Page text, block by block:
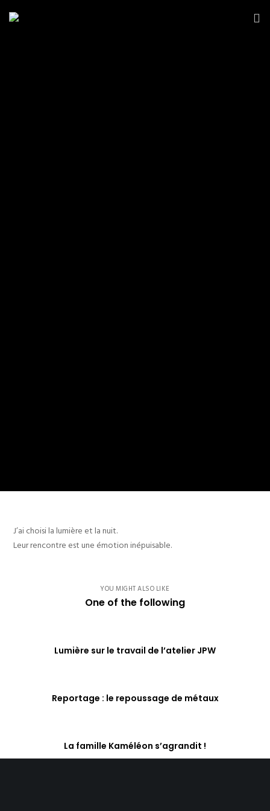
J’ai choisi la lumière et la nuit.
Leur rencontre est une émotion inépuisable.
YOU MIGHT ALSO LIKE
One of the following
Lumière sur le travail de l’atelier JPW
Reportage : le repoussage de métaux
La famille Kaméléon s’agrandit !